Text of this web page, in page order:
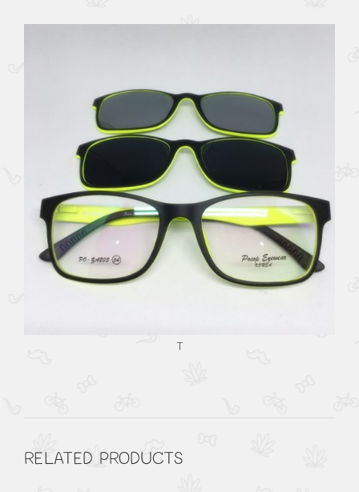
T
RELATED PRODUCTS